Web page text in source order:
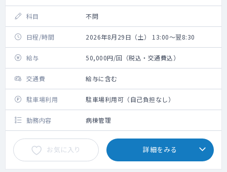
科目 不問
日程/時間 2026年8月29日（土） 13:00～翌8:30
給与 50,000円/回（税込・交通費込）
交通費 給与に含む
駐車場利用 駐車場利用可（自己負担なし）
勤務内容 病棟管理
お気に入り 詳細をみる